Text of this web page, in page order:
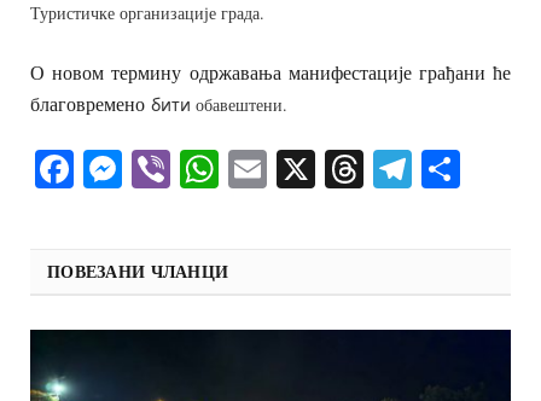
Туристичке организације града.
О новом термину одржавања манифестације грађани ће
благовремено бити обавештени.
Facebook
Messenger
ViberWhatsApp
Email
X Threads
ПОВЕЗАНИ ЧЛАНЦИ